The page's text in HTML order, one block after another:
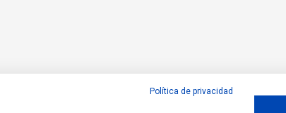
Política de privacidad